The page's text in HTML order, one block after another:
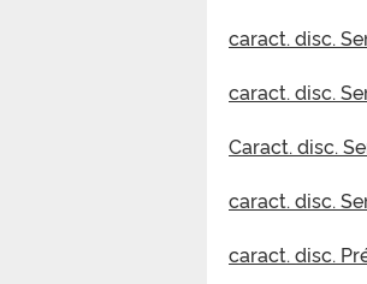
caract. disc.
caract. disc.
Caract. disc.
caract. disc.
caract. disc.